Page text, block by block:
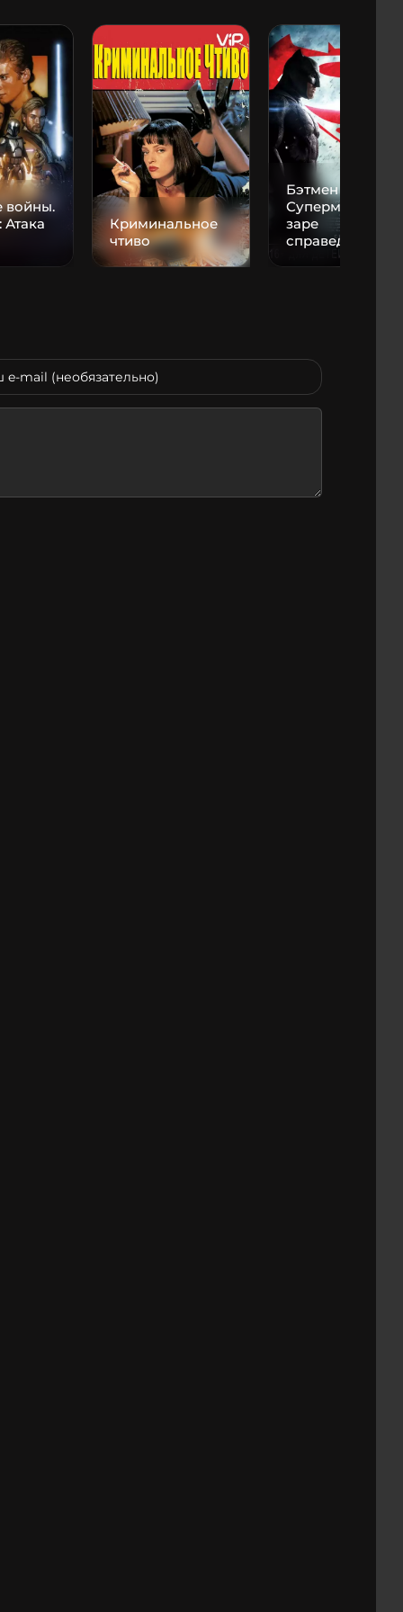
войны.
Криминальное
чтиво
Бэтмен против
Супермена: На
заре
справедливости